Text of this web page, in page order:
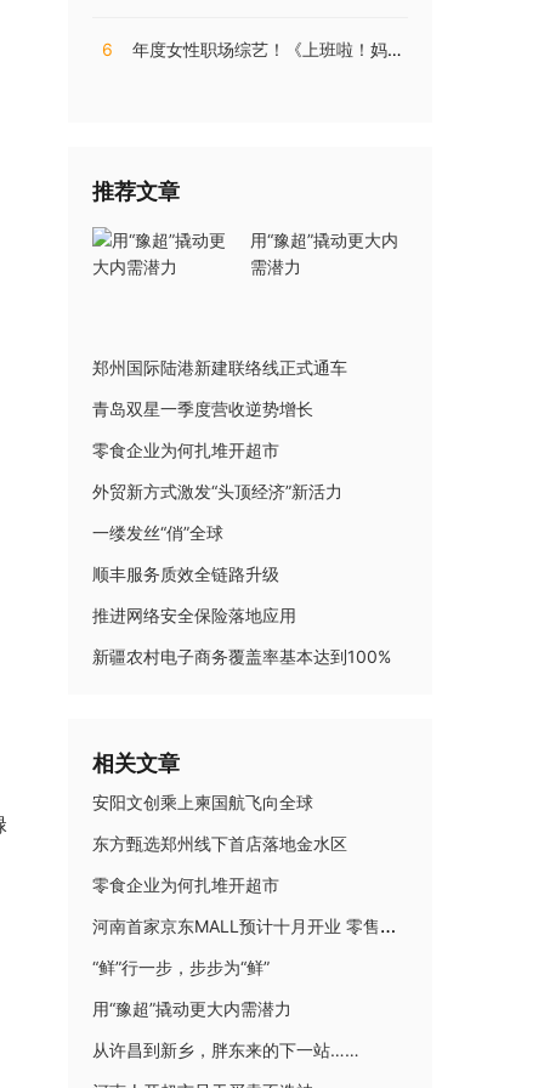
6 年度女性职场综艺！《上班啦！妈妈》第二季揭秘直播电商内幕
推荐文章
用“豫超”撬动更大内
需潜力
郑州国际陆港新建联络线正式通车
青岛双星一季度营收逆势增长
零食企业为何扎堆开超市
外贸新方式激发“头顶经济”新活力
一缕发丝“俏”全球
顺丰服务质效全链路升级
推进网络安全保险落地应用
新疆农村电子商务覆盖率基本达到100%
相关文章
安阳文创乘上柬国航飞向全球
东方甄选郑州线下首店落地金水区
零食企业为何扎堆开超市
河南首家京东MALL预计十月开业 零售新玩家激活市场新动能
“鲜”行一步，步步为“鲜”
用“豫超”撬动更大内需潜力
从许昌到新乡，胖东来的下一站……